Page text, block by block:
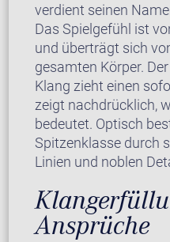
verdient seinen
Das Spielgefühl ist
und überträgt sich
gesamten Körper.
Klang zieht einen
zeigt nachdrücklich,
bedeutet. Optisch
Spitzenklasse durch
Linien und noblen
Ansprüche